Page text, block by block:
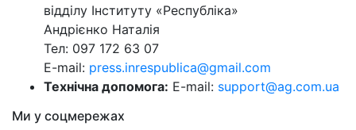
відділу Інституту «Республіка»
Андрієнко Наталія
Тел: 097 172 63 07
E-mail: press.inrespublica@gmail.com
Технічна допомога: E-mail: support@ag.com.ua
Ми у соцмережах